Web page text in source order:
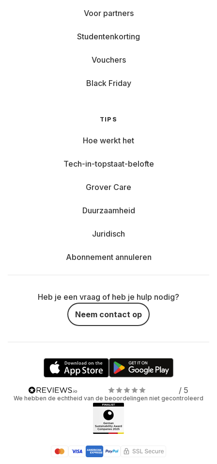
Voor partners
Studentenkorting
Vouchers
Black Friday
TIPS
Hoe werkt het
Tech-in-topstaat-belofte
Grover Care
Duurzaamheid
Juridisch
Abonnement annuleren
Heb je een vraag of heb je hulp nodig?
Neem contact op
/ 5
We hebben de echtheid van de beoordelingen niet gecontroleerd